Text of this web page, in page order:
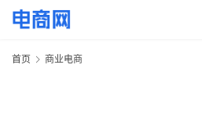
首页 商业电商